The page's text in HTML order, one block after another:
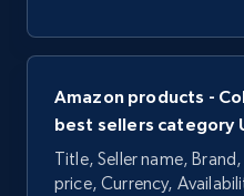
Amazon products -
best sellers category
Title, Seller name,
price, Currency,